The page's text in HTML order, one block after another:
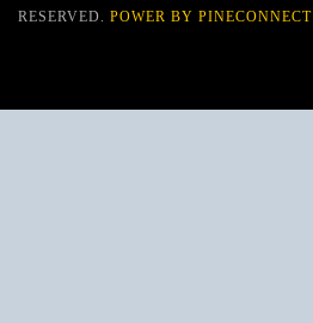
RESERVED. POWER BY PINECONNECT